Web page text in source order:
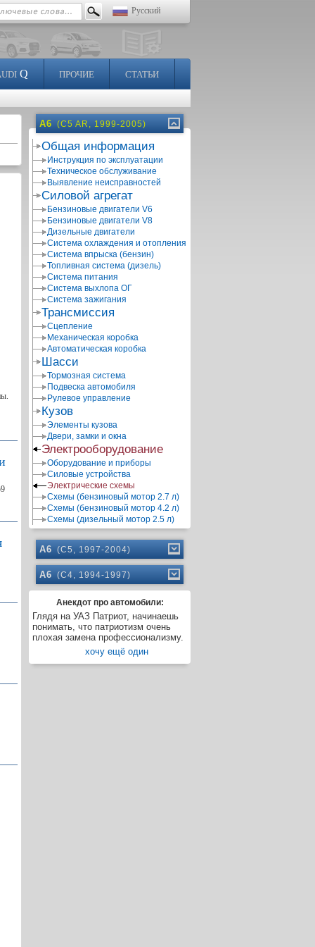
Русский
Q ПРОЧИЕ СТАТЬИ
A6 (C5 AR, 1999-2005)
Общая информация
Инструкция по эксплуатации
Техническое обслуживание
Выявление неисправностей
Силовой агрегат
Бензиновые двигатели V6
Бензиновые двигатели V8
Дизельные двигатели
Система охлаждения и отопления
Система впрыска (бензин)
Топливная система (дизель)
Система питания
Система выхлопа ОГ
Система зажигания
Трансмиссия
Сцепление
Механическая коробка
Автоматическая коробка
Шасси
Тормозная система
Подвеска автомобиля
Рулевое управление
Кузов
Элементы кузова
Двери, замки и окна
Электрооборудование
Оборудование и приборы
Силовые устройства
Электрические схемы
Схемы (бензиновый мотор 2.7 л)
Схемы (бензиновый мотор 4.2 л)
Схемы (дизельный мотор 2.5 л)
A6 (C5, 1997-2004)
A6 (C4, 1994-1997)
Анекдот про автомобили:
Глядя на УАЗ Патриот, начинаешь
понимать, что патриотизм очень
плохая замена профессионализму.
хочу ещё один